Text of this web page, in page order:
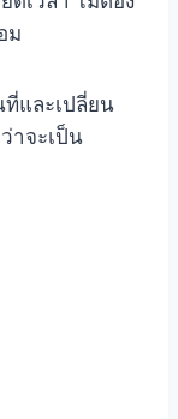
ม
ที่และเปลี่ยน
าจะเป็น